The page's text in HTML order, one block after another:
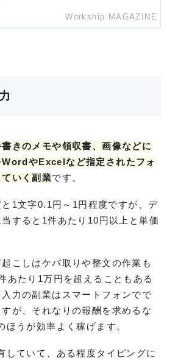
Workship MAGAZINE
書きのメモや領収書、画像などに
WordやExcelなど指定されたフォ
いく副業です。
1文字0.1円～1円程度ですが、デ
すると1件あたり10円以上と単価
こしはケバ取りや整文の作業も
あたり1万円を超えることもある
力の副業はスマートフォンでで
が、それなりの報酬を求めるな
ほうが効率よく稼げます。
していて、ある程度タイピングに